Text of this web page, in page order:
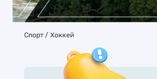
Спорт Хоккей